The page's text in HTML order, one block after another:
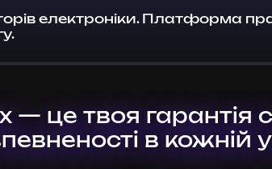
електроніки. Платформа
це твоя гарантія
в кожній